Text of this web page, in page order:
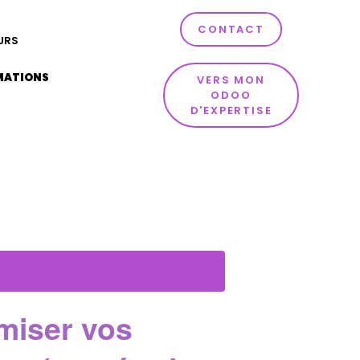
CONTACT
VERS MON
ODOO
D'EXPERTISE
vos